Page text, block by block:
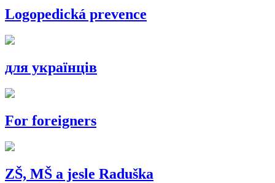
Logopedická prevence
для українців
For foreigners
ZŠ, MŠ a jesle Raduška